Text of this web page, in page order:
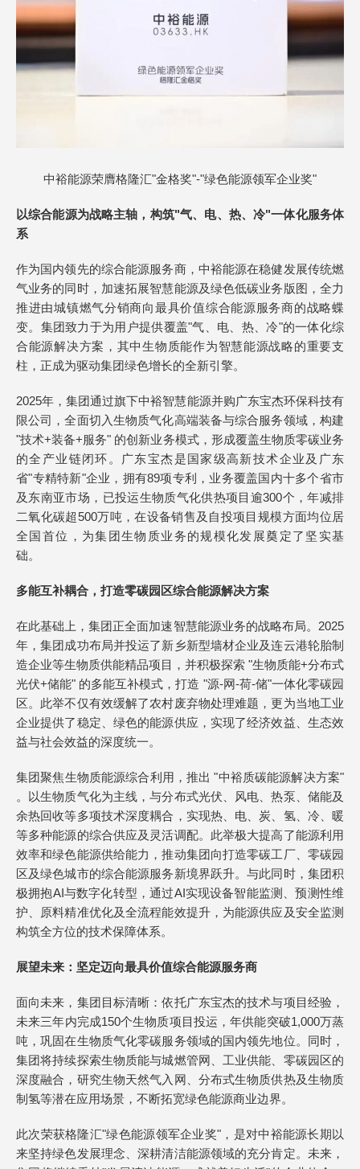
中裕能源荣膺格隆汇"金格奖"-"绿色能源领军企业奖"
以综合能源为战略主轴，构筑"气、电、热、冷"一体化服务体
系
作为国内领先的综合能源服务商，中裕能源在稳健发展传统燃
气业务的同时，加速拓展智慧能源及绿色低碳业务版图，全力
推进由城镇燃气分销商向最具价值综合能源服务商的战略蝶
变。集团致力于为用户提供覆盖"气、电、热、冷"的一体化综
合能源解决方案，其中生物质能作为智慧能源战略的重要支
柱，正成为驱动集团绿色增长的全新引擎。
2025年，集团通过旗下中裕智慧能源并购广东宝杰环保科技有
限公司，全面切入生物质气化高端装备与综合服务领域，构建
"技术+装备+服务" 的创新业务模式，形成覆盖生物质零碳业务
的全产业链闭环。广东宝杰是国家级高新技术企业及广东
省"专精特新"企业，拥有89项专利，业务覆盖国内十多个省市
及东南亚市场，已投运生物质气化供热项目逾300个，年减排
二氧化碳超500万吨，在设备销售及自投项目规模方面均位居
全国首位，为集团生物质业务的规模化发展奠定了坚实基
础。
多能互补耦合，打造零碳园区综合能源解决方案
在此基础上，集团正全面加速智慧能源业务的战略布局。2025
年，集团成功布局并投运了新乡新型墙材企业及连云港轮胎制
造企业等生物质供能精品项目，并积极探索 "生物质能+分布式
光伏+储能" 的多能互补模式，打造 "源-网-荷-储"一体化零碳园
区。此举不仅有效缓解了农村废弃物处理难题，更为当地工业
企业提供了稳定、绿色的能源供应，实现了经济效益、生态效
益与社会效益的深度统一。
集团聚焦生物质能源综合利用，推出 "中裕质碳能源解决方案"
。以生物质气化为主线，与分布式光伏、风电、热泵、储能及
余热回收等多项技术深度耦合，实现热、电、炭、氢、冷、暖
等多种能源的综合供应及灵活调配。此举极大提高了能源利用
效率和绿色能源供给能力，推动集团向打造零碳工厂、零碳园
区及绿色城市的综合能源服务新境界跃升。与此同时，集团积
极拥抱AI与数字化转型，通过AI实现设备智能监测、预测性维
护、原料精准优化及全流程能效提升，为能源供应及安全监测
构筑全方位的技术保障体系。
展望未来：坚定迈向最具价值综合能源服务商
面向未来，集团目标清晰：依托广东宝杰的技术与项目经验，
未来三年内完成150个生物质项目投运，年供能突破1,000万蒸
吨，巩固在生物质气化零碳服务领域的国内领先地位。同时，
集团将持续探索生物质能与城燃管网、工业供能、零碳园区的
深度融合，研究生物天然气入网、分布式生物质供热及生物质
制氢等潜在应用场景，不断拓宽绿色能源商业边界。
此次荣获格隆汇"绿色能源领军企业奖"，是对中裕能源长期以
来坚持绿色发展理念、深耕清洁能源领域的充分肯定。未来，